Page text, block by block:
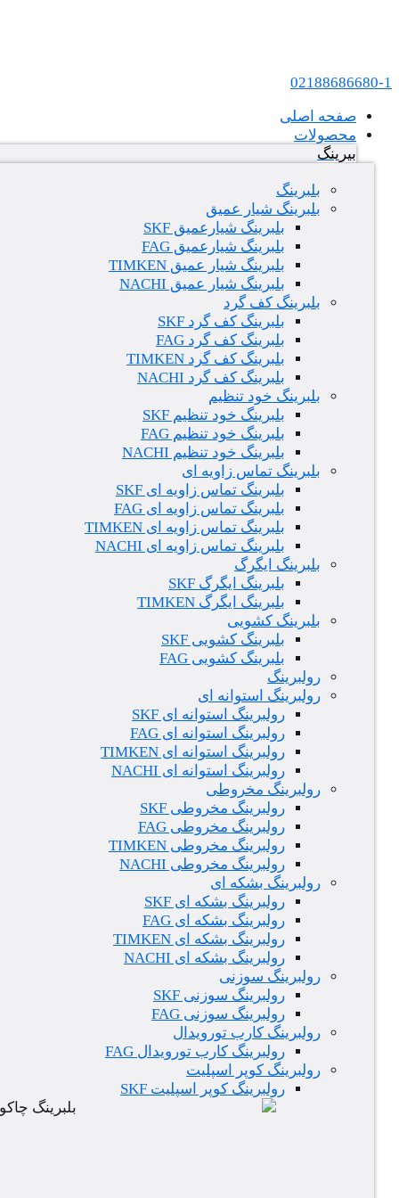
02188686680-1
صفحه اصلی
محصولات
بیرینگ
بلبرینگ
بلبرینگ شیار عمیق
بلبرینگ شیارعمیق SKF
بلبرینگ شیارعمیق FAG
بلبرینگ شیار عمیق TIMKEN
بلبرینگ شیار عمیق NACHI
بلبرینگ کف گرد
بلبرینگ کف گرد SKF
بلبرینگ کف گرد FAG
بلبرینگ کف گرد TIMKEN
بلبرینگ کف گرد NACHI
بلبرینگ خود تنظیم
بلبرینگ خود تنظیم SKF
بلبرینگ خود تنظیم FAG
بلبرینگ خود تنظیم NACHI
بلبرینگ تماس زاویه ای
بلبرینگ تماس زاویه ای SKF
بلبرینگ تماس زاویه ای FAG
بلبرینگ تماس زاویه ای TIMKEN
بلبرینگ تماس زاویه ای NACHI
بلبرینگ ایگرگ
بلبرینگ ایگرگ SKF
بلبرینگ ایگرگ TIMKEN
بلبرینگ کشویی
بلبرینگ کشویی SKF
بلبرینگ کشویی FAG
رولبرینگ
رولبرینگ استوانه ای
رولبرینگ استوانه ای SKF
رولبرینگ استوانه ای FAG
رولبرینگ استوانه ای TIMKEN
رولبرینگ استوانه ای NACHI
رولبرینگ مخروطی
رولبرینگ مخروطی SKF
رولبرینگ مخروطی FAG
رولبرینگ مخروطی TIMKEN
رولبرینگ مخروطی NACHI
رولبرینگ بشکه ای
رولبرینگ بشکه ای SKF
رولبرینگ بشکه ای FAG
رولبرینگ بشکه ای TIMKEN
رولبرینگ بشکه ای NACHI
رولبرینگ سوزنی
رولبرینگ سوزنی SKF
رولبرینگ سوزنی FAG
رولبرینگ کارب تورویدال
رولبرینگ کارب تورویدال FAG
رولبرینگ کوپر اسپلیت
رولبرینگ کوپر اسپلیت SKF